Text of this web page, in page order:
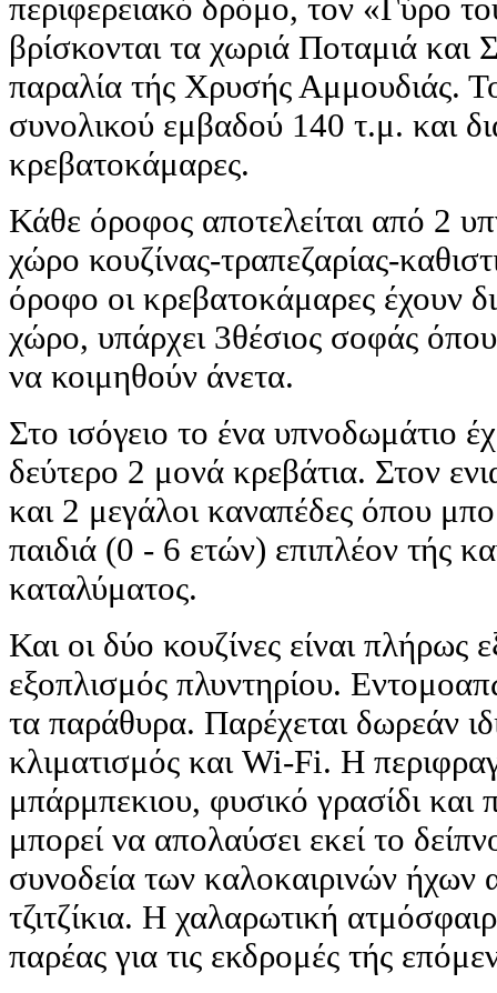
περιφερειακό δρόμο, τον «Γύρο
βρίσκονται τα χωριά Ποταμιά
παραλία τής Χρυσής Αμμουδιάς.
συνολικού εμβαδού 140 τ.μ. και
κρεβατοκάμαρες.
Κάθε όροφος αποτελείται από 2
χώρο κουζίνας-τραπεζαρίας-
όροφο οι κρεβατοκάμαρες έχουν
χώρο, υπάρχει 3θέσιος σοφάς
να κοιμηθούν άνετα.
Στο ισόγειο το ένα υπνοδωμάτιο
δεύτερο 2 μονά κρεβάτια. Στον
και 2 μεγάλοι καναπέδες όπου
παιδιά (0 - 6 ετών) επιπλέον τής
καταλύματος.
Και οι δύο κουζίνες είναι πλήρως
εξοπλισμός πλυντηρίου.
τα παράθυρα. Παρέχεται δωρεάν
κλιματισμός και Wi-Fi. Η
μπάρμπεκιου, φυσικό γρασίδι και
μπορεί να απολαύσει εκεί το
συνοδεία των καλοκαιρινών
τζιτζίκια. Η χαλαρωτική
παρέας για τις εκδρομές τής